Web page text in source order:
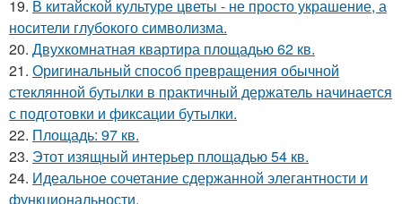
19. В китайской культуре цветы - не просто украшение, а
носители глубокого символизма.
20. Двухкомнатная квартира площадью 62 кв.
21. Оригинальный способ превращения обычной
стеклянной бутылки в практичный держатель начинается
с подготовки и фиксации бутылки.
22. Площадь: 97 кв.
23. Этот изящный интерьер площадью 54 кв.
24. Идеальное сочетание сдержанной элегантности и
функциональности.